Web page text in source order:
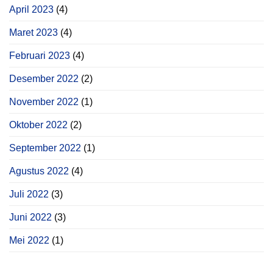
April 2023 (4)
Maret 2023 (4)
Februari 2023 (4)
Desember 2022 (2)
November 2022 (1)
Oktober 2022 (2)
September 2022 (1)
Agustus 2022 (4)
Juli 2022 (3)
Juni 2022 (3)
Mei 2022 (1)